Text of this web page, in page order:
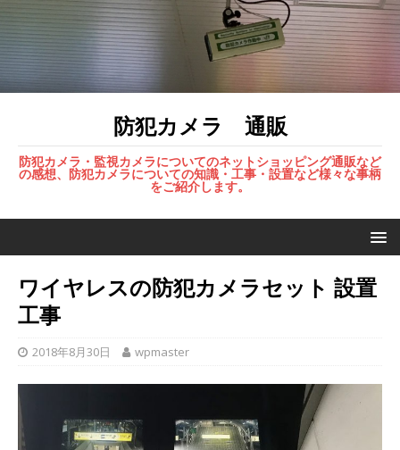
防犯カメラ 通販
防犯カメラ・監視カメラについてのネットショッピング通販など
の感想、防犯カメラについての知識・工事・設置など様々な事柄
をご紹介します。
ワイヤレスの防犯カメラセット 設置
工事
2018年8月30日 wpmaster